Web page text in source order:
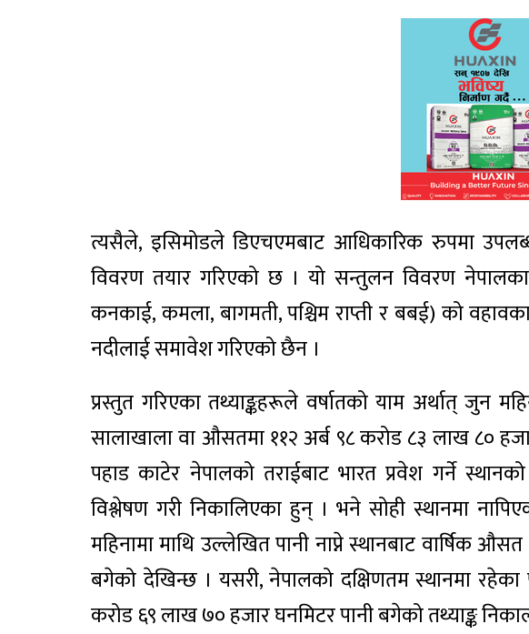
त्यसैले, इसिमोडले डिएचएमबाट आधिकारिक रुपमा
विवरण तयार गरिएको छ । यो सन्तुलन विवरण
कनकाई, कमला, बागमती, पश्चिम राप्ती र बबई) को
नदीलाई समावेश गरिएको छैन ।
प्रस्तुत गरिएका तथ्याङ्कहरूले वर्षातको याम अर्थात् जुन
सालाखाला वा औसतमा ११२ अर्ब ९८ करोड ८३ लाख ८०
पहाड काटेर नेपालको तराईबाट भारत प्रवेश गर्ने
विश्लेषण गरी निकालिएका हुन् । भने सोही स्थानमा
महिनामा माथि उल्लेखित पानी नाप्ने स्थानबाट वार्षिक
बगेको देखिन्छ । यसरी, नेपालको दक्षिणतम स्थानमा रहेका
करोड ६९ लाख ७० हजार घनमिटर पानी बगेको तथ्याङ्क